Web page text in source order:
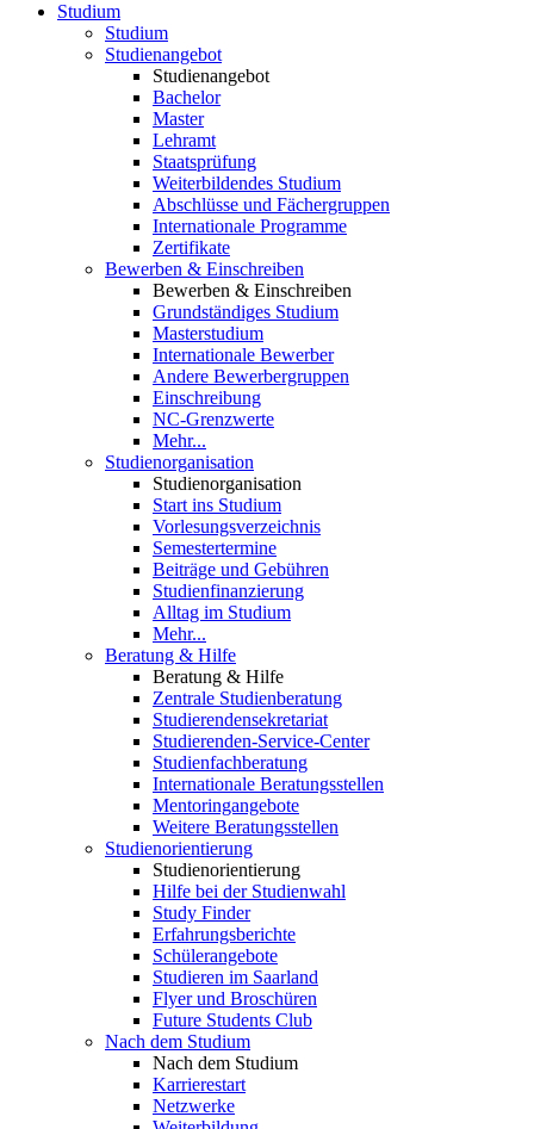
Studium
Studium
Studienangebot
Studienangebot
Bachelor
Master
Lehramt
Staatsprüfung
Weiterbildendes Studium
Abschlüsse und Fächergruppen
Internationale Programme
Zertifikate
Bewerben & Einschreiben
Bewerben & Einschreiben
Grundständiges Studium
Masterstudium
Internationale Bewerber
Andere Bewerbergruppen
Einschreibung
NC-Grenzwerte
Mehr...
Studienorganisation
Studienorganisation
Start ins Studium
Vorlesungsverzeichnis
Semestertermine
Beiträge und Gebühren
Studienfinanzierung
Alltag im Studium
Mehr...
Beratung & Hilfe
Beratung & Hilfe
Zentrale Studienberatung
Studierendensekretariat
Studierenden-Service-Center
Studienfachberatung
Internationale Beratungsstellen
Mentoringangebote
Weitere Beratungsstellen
Studienorientierung
Studienorientierung
Hilfe bei der Studienwahl
Study Finder
Erfahrungsberichte
Schülerangebote
Studieren im Saarland
Flyer und Broschüren
Future Students Club
Nach dem Studium
Nach dem Studium
Karrierestart
Netzwerke